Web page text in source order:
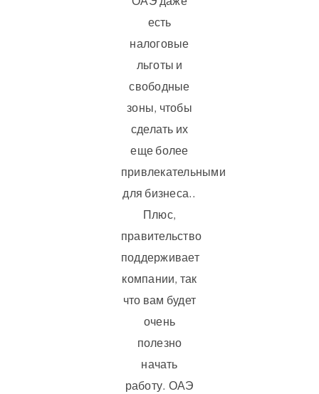
есть
налоговые
льготы и
свободные
зоны, чтобы
сделать их
еще более
привлекательными
для бизнеса..
Плюс,
правительство
поддерживает
компании, так
что вам будет
очень
полезно
начать
работу. ОАЭ